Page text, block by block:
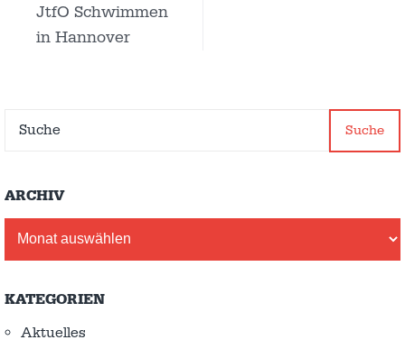
JtfO Schwimmen
in Hannover
Suche
ARCHIV
KATEGORIEN
Aktuelles